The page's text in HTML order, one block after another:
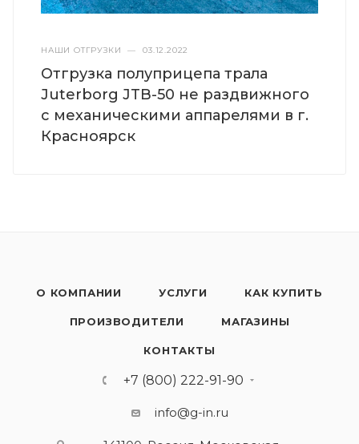
НАШИ ОТГРУЗКИ — 03.12.2022
Отгрузка полуприцепа трала
Juterborg JTB-50 не раздвижного
с механическими аппарелями в г.
Красноярск
О КОМПАНИИ УСЛУГИ КАК КУПИТЬ
ПРОИЗВОДИТЕЛИ МАГАЗИНЫ
КОНТАКТЫ
+7 (800) 222-91-90
info@g-in.ru